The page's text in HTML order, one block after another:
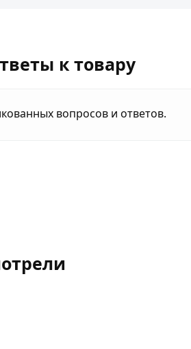
к товару
вопросов и ответов.